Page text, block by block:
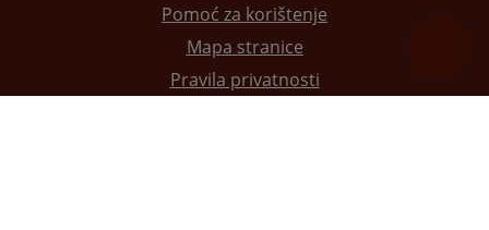
Pomoć za korištenje
Mapa stranice
Pravila privatnosti